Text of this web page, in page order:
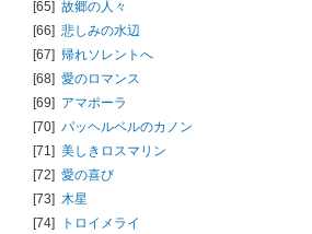
[65] 故郷の人々
[66] 悲しみの水辺
[67] 帰れソレントへ
[68] 愛のロマンス
[69] アマポーラ
[70] パッヘルベルのカノン
[71] 美しきロスマリン
[72] 愛の喜び
[73] 木星
[74]
トロイメライ